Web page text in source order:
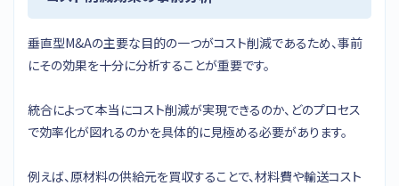
垂直型M&Aの主要な目的の一つがコスト削減であるため、事前
にその効果を十分に分析することが重要です。
統合によって本当にコスト削減が実現できるのか、どのプロセス
で効率化が図れるのかを具体的に見極める必要があります。
例えば、原材料の供給元を買収することで、材料費や輸送コスト